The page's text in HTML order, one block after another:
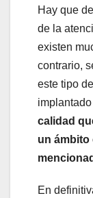
Hay que
de la
existen
contrario,
este tipo
calidad
un ámbito
En